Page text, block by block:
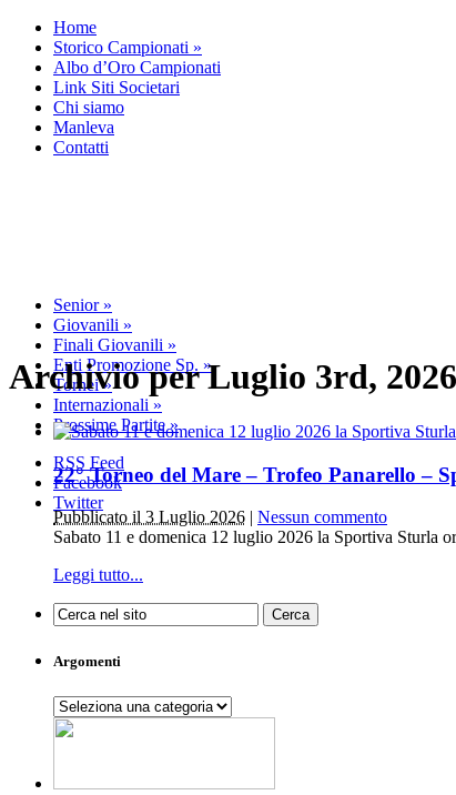
Home
Storico Campionati »
Albo d’Oro Campionati
Link Siti Societari
Chi siamo
Manleva
Contatti
Senior»
Giovanili »
Finali Giovanili »
Enti Promozione Sp. »
Tornei»
Internazionali »
Prossime Partite»
RSS Feed
Facebook
Twitter
Archivio per Luglio 3rd, 2026
22° Torneo del Mare – Trofeo Panarello –
Pubblicato il 3 Luglio 2026 | Nessun commento
Sabato 11 e domenica 12 luglio 2026 la Sportiva Sturla
Leggi tutto...
Argomenti
Argomenti